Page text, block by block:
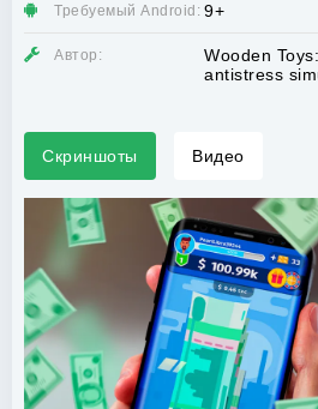
Требуемый Android: 9+
Автор:
Wooden
antistress
Скриншоты Видео